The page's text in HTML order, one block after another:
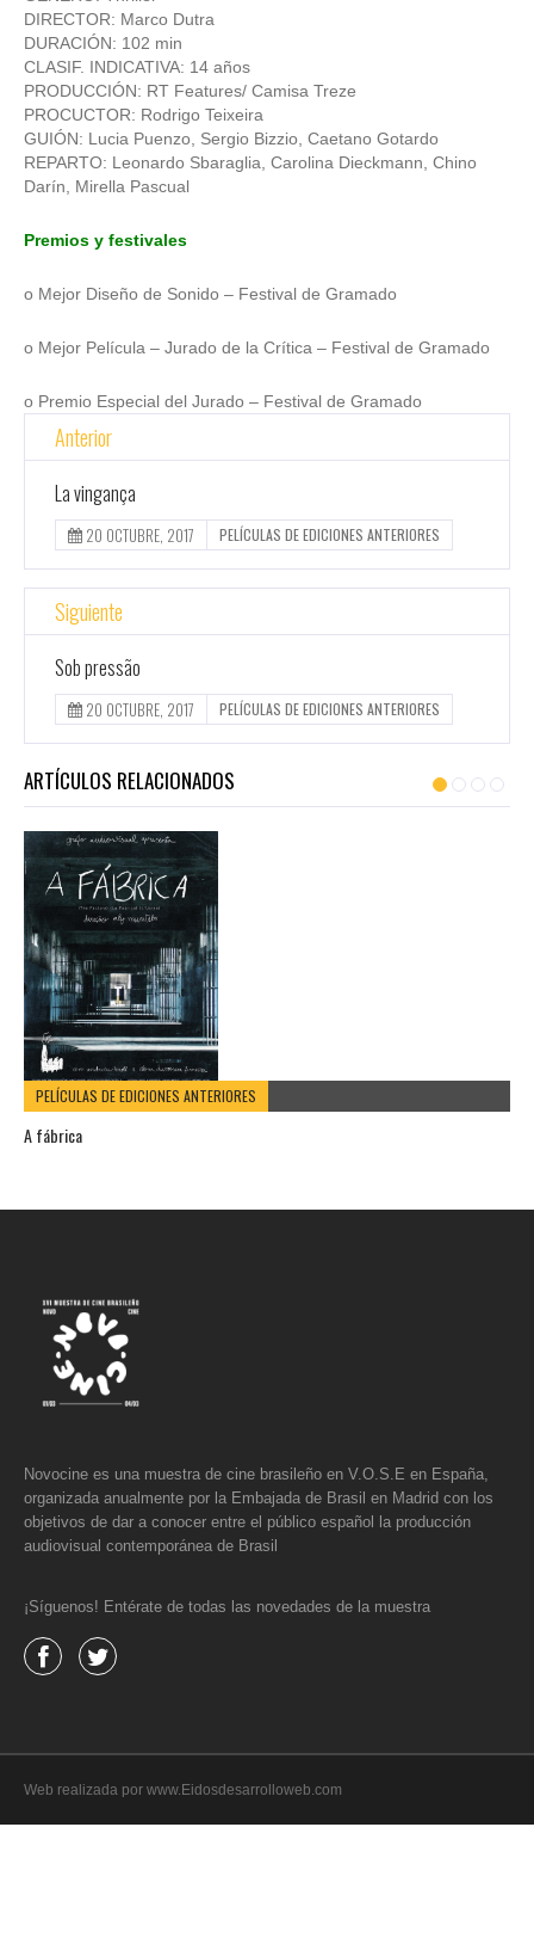
DIRECTOR: Marco Dutra
DURACIÓN: 102 min
CLASIF. INDICATIVA: 14 años
PRODUCCIÓN: RT Features/ Camisa Treze
PROCUCTOR: Rodrigo Teixeira
GUIÓN: Lucia Puenzo, Sergio Bizzio, Caetano Gotardo
REPARTO: Leonardo Sbaraglia, Carolina Dieckmann, Chino
Darín, Mirella Pascual
Premios y festivales
o Mejor Diseño de Sonido – Festival de Gramado
o Mejor Película – Jurado de la Crítica – Festival de Gramado
o Premio Especial del Jurado – Festival de Gramado
Anterior
La vingança
20 OCTUBRE, 2017 PELÍCULAS DE EDICIONES ANTERIORES
Siguiente
Sob pressão
20 OCTUBRE, 2017 PELÍCULAS DE EDICIONES ANTERIORES
ARTÍCULOS RELACIONADOS
PELÍCULAS DE EDICIONES ANTERIORES
A fábrica
Novocine es una muestra de cine brasileño en V.O.S.E en España,
organizada anualmente por la Embajada de Brasil en Madrid con los
objetivos de dar a conocer entre el público español la producción
audiovisual contemporánea de Brasil
¡Síguenos! Entérate de todas las novedades de la muestra
Web realizada por www.Eidosdesarrolloweb.com